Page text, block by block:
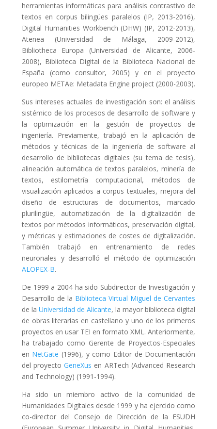
herramientas informáticas para análisis contrastivo de
textos en corpus bilingües paralelos (IP, 2013-2016),
Digital Humanities Workbench (DHW) (IP, 2012-2013),
Atenea (Universidad de Málaga, 2009-2012),
Bibliotheca Europa (Universidad de Alicante, 2006-
2008), Biblioteca Digital de la Biblioteca Nacional de
España (como consultor, 2005) y en el proyecto
europeo METAe: Metadata Engine project (2000-2003).
Sus intereses actuales de investigación son: el análisis
sistémico de los procesos de desarrollo de software y
la optimización en la gestión de proyectos de
ingeniería. Previamente, trabajó en la aplicación de
métodos y técnicas de la ingeniería de software al
desarrollo de bibliotecas digitales (su tema de tesis),
alineación automática de textos paralelos, minería de
textos, estilometría computacional, métodos de
visualización aplicados a corpus textuales, mejora del
diseño de estructuras de documentos, marcado
plurilingüe, automatización de la digitalización de
textos por métodos informáticos, preservación digital,
y métricas y estimaciones de costes de digitalización.
También trabajó en entrenamiento de redes
neuronales y desarrolló el método de optimización
ALOPEX-B.
De 1999 a 2004 ha sido Subdirector de Investigación y
Desarrollo de la Biblioteca Virtual Miguel de Cervantes
de la Universidad de Alicante, la mayor biblioteca digital
de obras literarias en castellano y uno de los primeros
proyectos en usar TEI en formato XML. Anteriormente,
ha trabajado como Gerente de Proyectos-Especiales
en NetGate (1996), y como Editor de Documentación
del proyectoGeneXus en ARTech (Advanced Research
and Technology) (1991-1994).
Ha sido un miembro activo de la comunidad de
Humanidades Digitales desde 1999 y ha ejercido como
co-director del Consejo de Dirección de la ESUDH